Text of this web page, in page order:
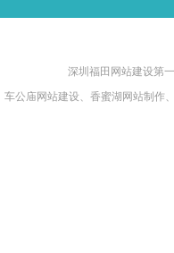
深圳福田网站建设第
车公庙网站建设、香蜜湖网站制作